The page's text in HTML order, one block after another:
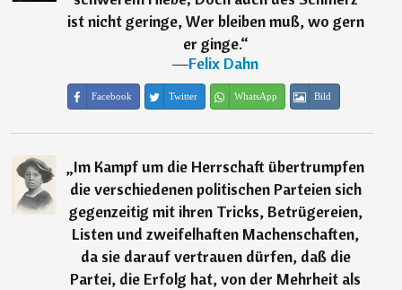
ist nicht geringe, Wer bleiben muß, wo gern
er ginge.“
―Felix Dahn
Facebook Twitter WhatsApp Bild
„Im Kampf um die Herrschaft übertrumpfen
die verschiedenen politischen Parteien sich
gegenzeitig mit ihren Tricks, Betrügereien,
Listen und zweifelhaften Machenschaften,
da sie darauf vertrauen dürfen, daß die
Partei, die Erfolg hat, von der Mehrheit als